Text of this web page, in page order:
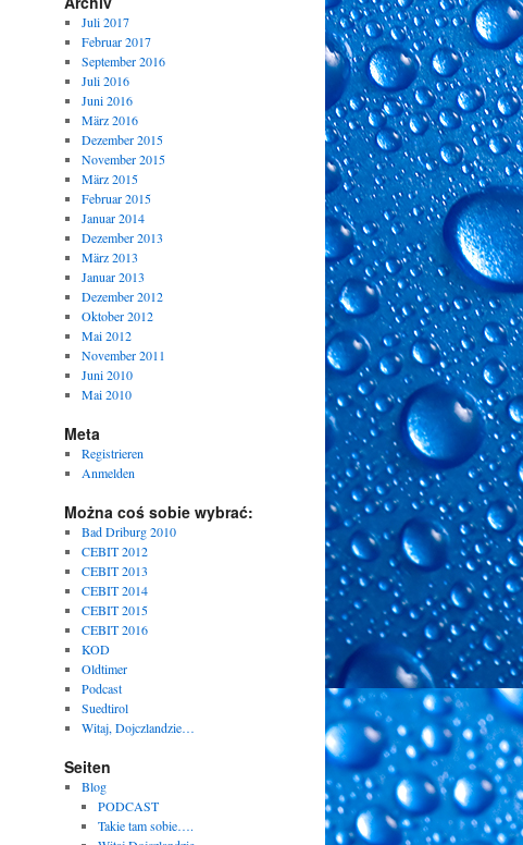
Juli 2017
Februar 2017
September 2016
Juli 2016
Juni 2016
März 2016
Dezember 2015
November 2015
März 2015
Februar 2015
Januar 2014
Dezember 2013
März 2013
Januar 2013
Dezember 2012
Oktober 2012
Mai 2012
November 2011
Juni 2010
Mai 2010
Meta
Registrieren
Anmelden
Można coś sobie wybrać:
Bad Driburg 2010
CEBIT 2012
CEBIT 2013
CEBIT 2014
CEBIT 2015
CEBIT 2016
KOD
Oldtimer
Podcast
Suedtirol
Witaj, Dojczlandzie…
Seiten
Blog
PODCAST
Takie tam sobie….